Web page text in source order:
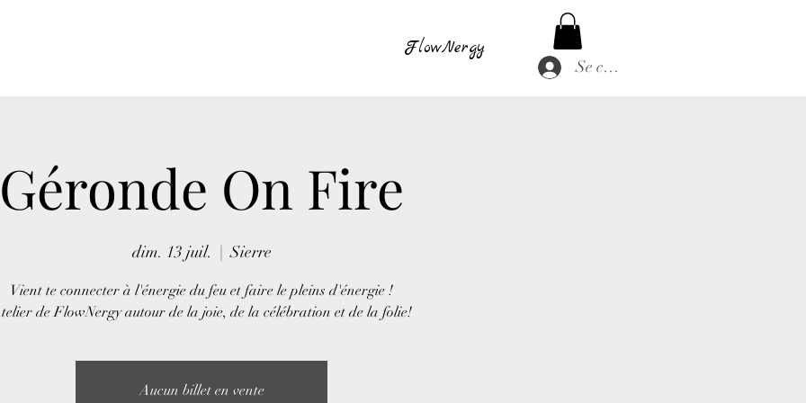
Se connecter
FlowNergy
Géronde On Fire
dim. 13 juil.
  |
Sierre
Vient te connecter à l'énergie du feu et faire le pleins d'énergie !
de FlowNergy autour de la joie, de la célébration et de la folie!
Aucun billet en vente